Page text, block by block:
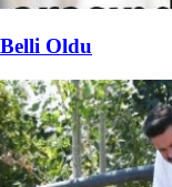
Belli Oldu